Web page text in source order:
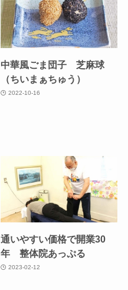
中華風ごま団子 芝麻球
（ちいまぁちゅう）
2022-10-16
通いやすい価格で開業30
年 整体院あっぷる
2023-02-12